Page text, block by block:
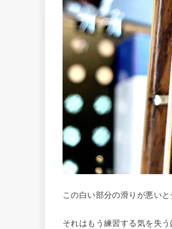
この白い部分の滑りが悪い
それはもう練習する気を失う